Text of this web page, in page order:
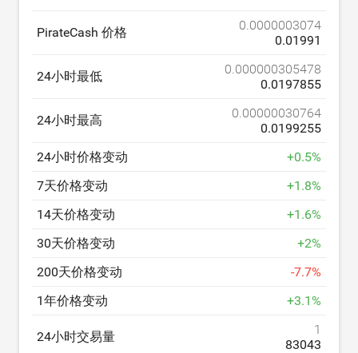
PirateCash 价格
0.0000003074
0.01991
24小时最低
0.000000305478
0.0197855
24小时最高
0.00000030764
0.0199255
24小时价格变动
+0.5%
7天价格变动
+1.8%
14天价格变动
+1.6%
30天价格变动
+2%
200天价格变动
-7.7%
1年价格变动
+3.1%
24小时交易量
1
83043